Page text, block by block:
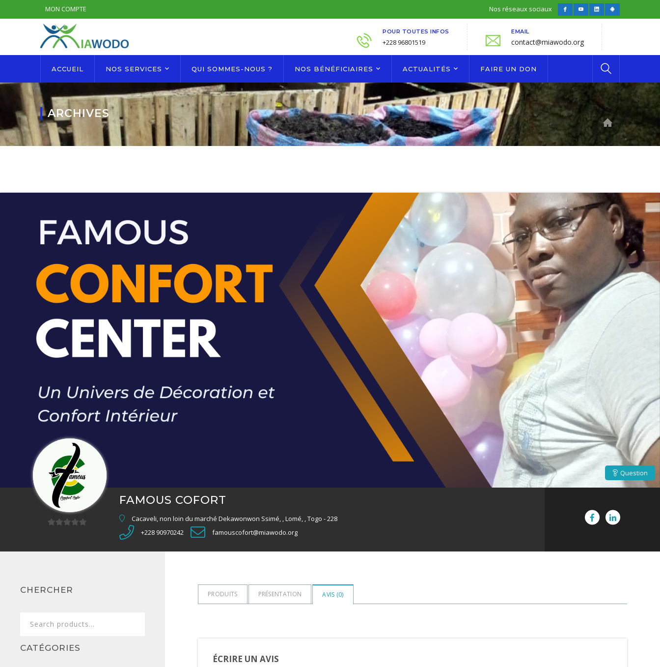
MON COMPTE Nos réseaux sociaux
FacebookYoutubeLinkedInAndroid
POUR TOUTES INFOS
+228 96801519
EMAIL
contact@miawodo.org
ACCUEIL NOS SERVICES QUI SOMMES-NOUS ? NOS BÉNÉFICIAIRES ACTUALITÉS FAIRE UN DON
ARCHIVES
FAMOUS COFORT
Cacaveli, non loin du marché Dekawonwon Ssimé, , Lomé, , Togo - 228
+228 90970242
famouscofort@miawodo.org
Question
PRODUITS PRÉSENTATION AVIS (0)
ÉCRIRE UN AVIS
CHERCHER
CATÉGORIES